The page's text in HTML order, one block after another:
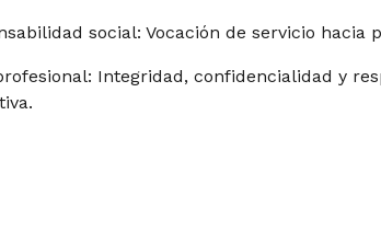
social: Vocación de servicio hacia
Integridad, confidencialidad y